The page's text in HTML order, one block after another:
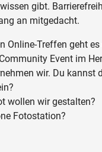
gibt.
an mitgedacht.
Online-Treffen geht
Event im
wir. Du kannst
wollen wir gestalten?
Fotostation?